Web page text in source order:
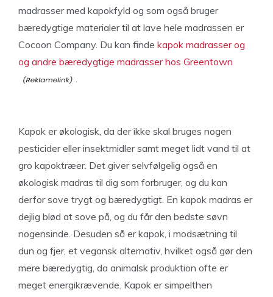
madrasser med kapokfyld og som også bruger
bæredygtige materialer til at lave hele madrassen er
Cocoon Company. Du kan finde kapok madrasser og
og andre bæredygtige madrasser hos Greentown
.
Kapok er økologisk, da der ikke skal bruges nogen
pesticider eller insektmidler samt meget lidt vand til at
gro kapoktræer. Det giver selvfølgelig også en
økologisk madras til dig som forbruger, og du kan
derfor sove trygt og bæredygtigt. En kapok madras er
dejlig blød at sove på, og du får den bedste søvn
nogensinde. Desuden så er kapok, i modsætning til
dun og fjer, et vegansk alternativ, hvilket også gør den
mere bæredygtig, da animalsk produktion ofte er
meget energikrævende. Kapok er simpelthen